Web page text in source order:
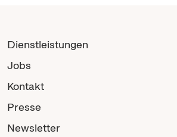
Dienstleistungen
Jobs
Kontakt
Presse
Newsletter